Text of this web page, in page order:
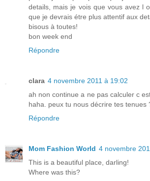
details, mais je vois que vous avez l
que je devrais étre plus attentif aux
bisous à toutes!
bon week end
Répondre
clara 4 novembre 2011 à 19:02
ah non continue a ne pas calculer c
haha. peux tu nous décrire tes tenues
Répondre
Mom Fashion World 4 novembre
This is a beautiful place, darling!
Where was this?